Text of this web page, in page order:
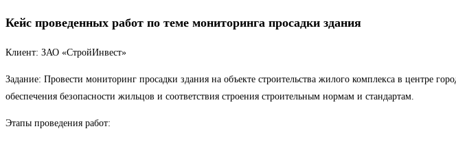
Кейс проведенных работ по теме мониторинга просадки здания
Клиент: ЗАО «СтройИнвест»
Задание: Провести мониторинг просадки здания на объекте строительства жилого комплекса в центре
обеспечения безопасности жильцов и соответствия строения строительным нормам и стандартам.
Этапы проведения работ: